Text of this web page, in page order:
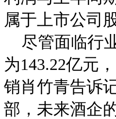
属于上市公司
尽管面临行
为143.22亿元
销肖竹青告诉
部，未来酒企